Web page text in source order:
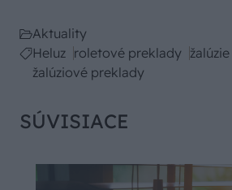
Aktuality
Heluz roletové preklady žalúzie
žalúziové preklady
SÚVISIACE